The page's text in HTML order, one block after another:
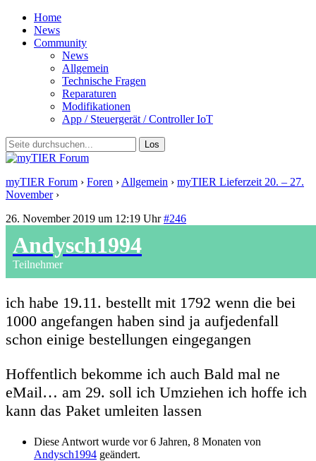
Home
News
Community
News
Allgemein
Technische Fragen
Reparaturen
Modifikationen
App / Steuergerät / Controller IoT
myTIER Forum › Foren › Allgemein › myTIER Lieferzeit 20. – 27.
November ›
26. November 2019 um 12:19 Uhr #246
Andysch1994
Teilnehmer
ich habe 19.11. bestellt mit 1792 wenn die bei
1000 angefangen haben sind ja aufjedenfall
schon einige bestellungen eingegangen
Hoffentlich bekomme ich auch Bald mal ne
eMail… am 29. soll ich Umziehen ich hoffe ich
kann das Paket umleiten lassen
Diese Antwort wurde vor 6 Jahren, 8 Monaten von
Andysch1994 geändert.